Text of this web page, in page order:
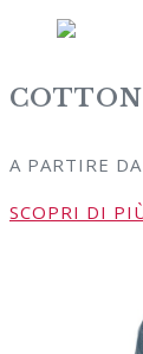
A PARTIRE DA
SCOPRI DI